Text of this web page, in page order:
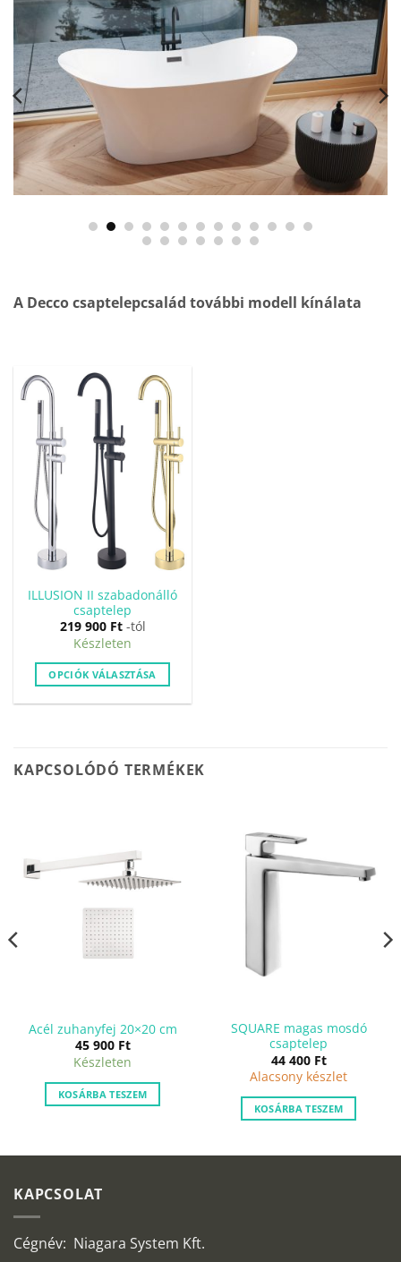
A Decco csaptelepcsalád további modell kínálata
ILLUSION II szabadonálló
csaptelep
219 900 Ft-tól
Készleten
OPCIÓK VÁLASZTÁSA
variációja
termékoldalon
választhatók
KAPCSOLÓDÓ TERMÉKEK
Acél zuhanyfej 20×20 cm
45 900 Ft
Készleten
KOSÁRBA TESZEM
SQUARE magas mosdó
csaptelep
44 400 Ft
Alacsony készlet
KOSÁRBA TESZEM
KAPCSOLAT
Cégnév: Niagara System Kft.